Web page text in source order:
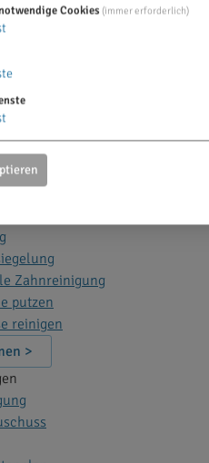
>
Zahnarzt
>
Zahnreinigung
putzen
reinigen
>
Cookies (immer erforderlich)